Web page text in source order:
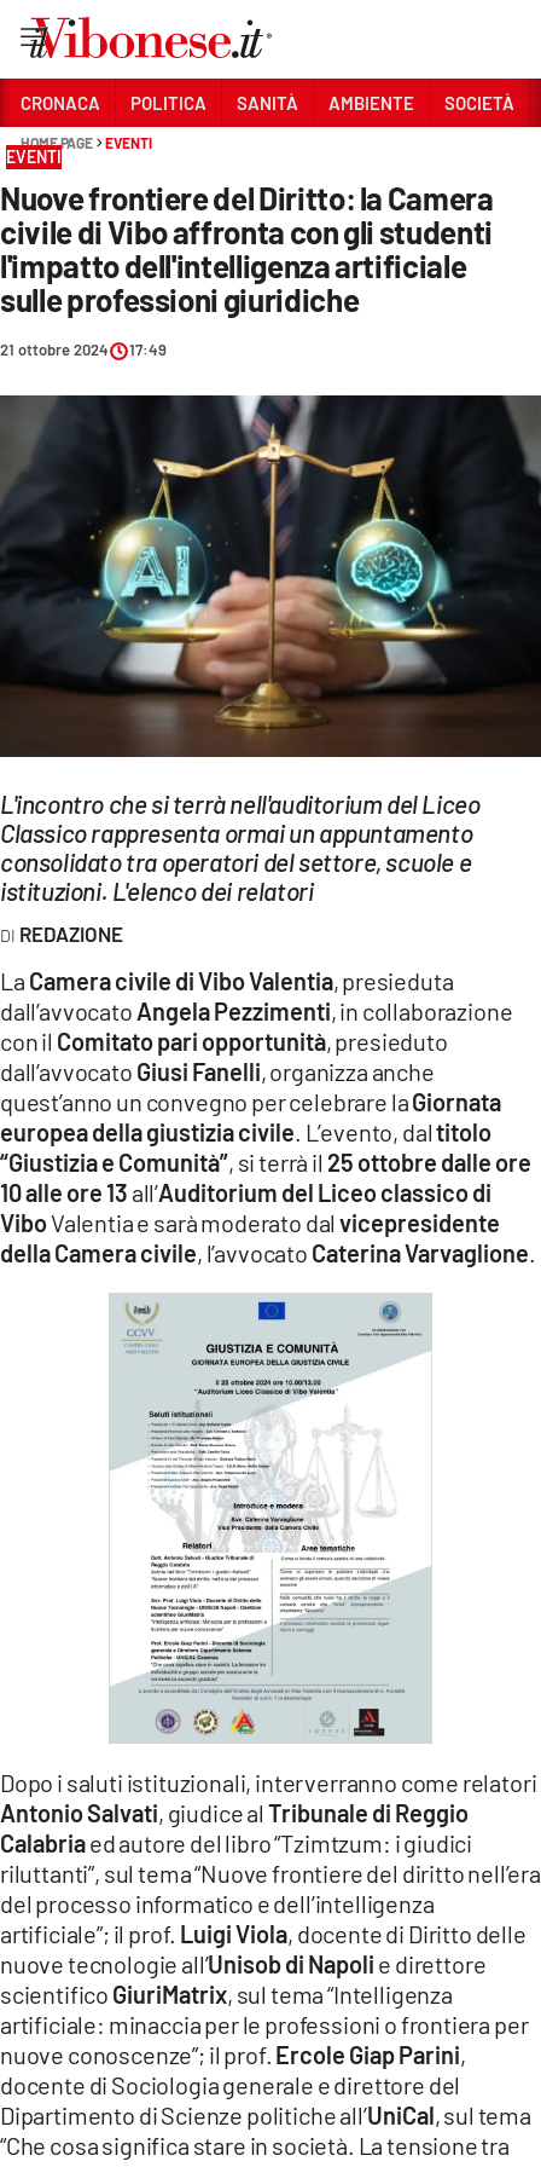
Sezioni
CRONACA
POLITICA
SANITÀ
AMBIENTE
SOCIETÀ
CULTURA
ECONOMIA E LAVORO
SPORT
Streaming
LAC ONAIR
LaC
LACTV.IT
LACONAIR.IT
LACITYMAG.IT
ILREGGINO.IT
COSENZACHANNEL.IT
ILVIBONESE.IT
CATANZAROCHANNEL.IT
LACAPITALENEWS.IT
CRONACA POLITICA SANITÀ AMBIENTE SOCIETÀ
HOME PAGE EVENTI
EVENTI
Nuove frontiere del Diritto: la Camera
civile di Vibo affronta con gli studenti
l'impatto dell'intelligenza artificiale
sulle professioni giuridiche
21 ottobre 2024 17:49
L'incontro che si terrà nell'auditorium del Liceo
Classico rappresenta ormai un appuntamento
consolidato tra operatori del settore, scuole e
istituzioni. L'elenco dei relatori
REDAZIONE
La Camera civile di Vibo Valentia, presieduta
dall’avvocato Angela Pezzimenti, in collaborazione
con il Comitato pari opportunità, presieduto
dall’avvocato Giusi Fanelli, organizza anche
quest’anno un convegno per celebrare laGiornata
europea della giustizia civile . L’evento, daltitolo
“Giustizia e Comunità”, si terrà il 25 ottobre dalle ore
10 alle ore 13 all’Auditorium del Liceo classico di
ViboValentia e sarà moderato dalvicepresidente
della Camera civile, l’avvocato Caterina Varvaglione
Dopo i saluti istituzionali, interverranno come relatori
Antonio Salvati, giudice al Tribunale di Reggio
Calabriaed autore del libro “Tzimtzum: i giudici
riluttanti”, sul tema “Nuove frontiere del diritto nell’era
del processo informatico e dell’intelligenza
artificiale”; il prof. Luigi Viola, docente di Diritto delle
nuove tecnologie all’Unisob di Napoli e direttore
scientifico GiuriMatrix, sul tema “Intelligenza
artificiale: minaccia per le professioni o frontiera per
nuove conoscenze”; il prof. Ercole Giap Parini,
docente di Sociologia generale e direttore del
Dipartimento di Scienze politiche all’UniCal, sul tema
“Che cosa significa stare in società. La tensione tra